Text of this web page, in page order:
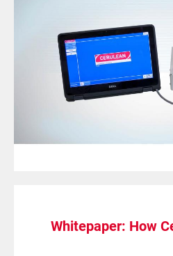
Whitepaper: How